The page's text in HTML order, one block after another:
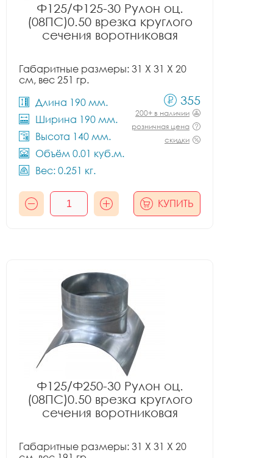
Ф125/Ф125-30 Рулон оц.
(08ПС)0.50 врезка круглого
сечения воротниковая
Габаритные размеры: 31 X 31 X 20
см, вес 251 гр.
Длина 190 мм.
Ширина 190 мм.
Высота 140 мм.
Объём 0.01 куб.м.
Вес: 0.251 кг.
355
200+ в наличии
розничная цена
скидки
КУПИТЬ
Ф125/Ф250-30 Рулон оц.
(08ПС)0.50 врезка круглого
сечения воротниковая
Габаритные размеры: 31 X 31 X 20